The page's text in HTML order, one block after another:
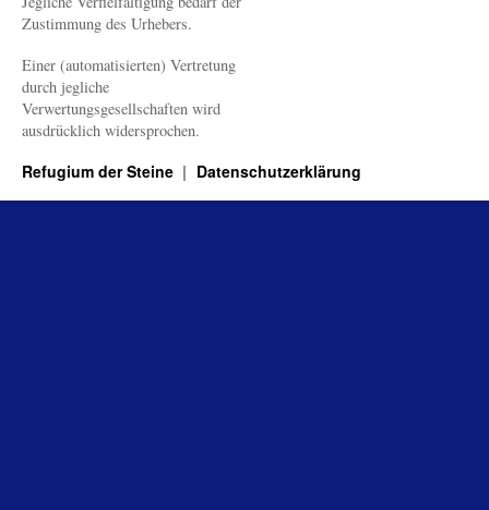
Zustimmung des Urhebers.
Einer (automatisierten) Vertretung
durch jegliche
Verwertungsgesellschaften wird
ausdrücklich widersprochen.
Refugium der Steine Datenschutzerklärung